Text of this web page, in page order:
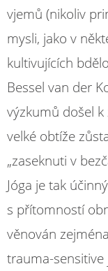
vjemů (nikoliv
mysli, jako v
kultivujících
Bessel van der
výzkumů došel
velké obtíže
„zaseknuti v
Jóga je tak
s přítomností
věnován
trauma-sensitive